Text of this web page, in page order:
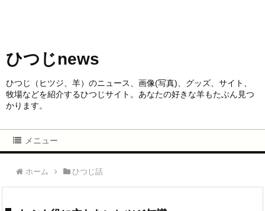
ひつじnews
ひつじ（ヒツジ、羊）のニュース、画像(写真)、グッズ、サイト、
牧場などを紹介するひつじサイト。あなたの好きな羊もたぶん見つ
かります。
メニュー
ホーム ひつじ話